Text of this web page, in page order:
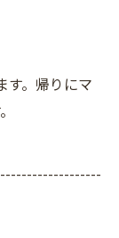
す。帰りにマ